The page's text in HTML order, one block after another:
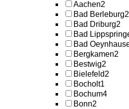
Aachen2
Bad Berleburg2
Bad Driburg2
Bad
Bad
Bergkamen2
Bestwig2
Bielefeld2
Bocholt1
Bochum4
Bonn2